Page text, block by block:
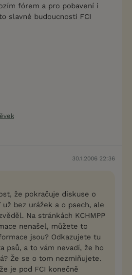
fórem a pro pobavení i
slavné budoucnosti FCI
30.1.2006 22:36
že pokračuje diskuse o
bez urážek a o psech, ale
Na stránkách KCHMPP
nenašel, můžete to
jsou? Odkazujete tu
psů, a to vám nevadí, že ho
Že se o tom nezmiňujete.
je pod FCI konečně